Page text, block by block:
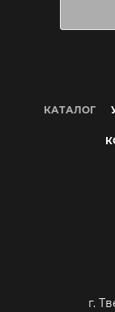
КАТАЛОГ
г.